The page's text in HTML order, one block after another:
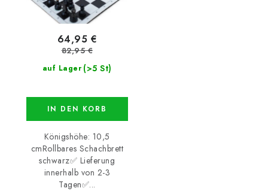
auf Lager (>5 St)
64,95 €
82,95 €
IN DEN KORB
Königshöhe: 10,5
cmRollbares Schachbrett
schwarz✅ Lieferung
innerhalb von 2-3
Tagen✅...